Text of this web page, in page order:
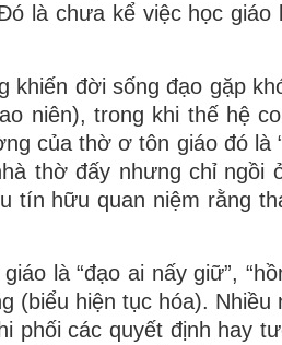
là chưa kể việc học
khiến đời sống đạo gặp
niên), trong khi thế hệ
của thờ ơ tôn giáo đó là
thờ đấy nhưng chỉ ngồi
tín hữu quan niệm rằng
là “đạo ai nấy giữ”,
(biểu hiện tục hóa).
phối các quyết định hay